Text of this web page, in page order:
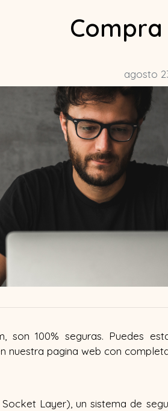
agosto
son 100% seguras. Puedes
nuestra pagina web con
Layer), un sistema de